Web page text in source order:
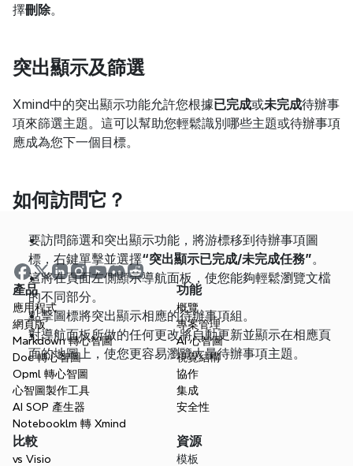
擇刪除。
突出顯示及篩選
Xmind中的突出顯示功能允許您根據已完成或未完成待辦事
項來篩選主題。這可以幫助您輕鬆識別哪些主題或待辦事項
應成為您下一個目標。
如何訪問它？
要訪問篩選和突出顯示功能，將游標移到待辦事項圖
標，右鍵單擊並選擇“突出顯示已完成/未完成任務”。
這將在頁面左側顯示導航面板，使您能夠輕鬆瀏覽文檔
的不同部分。
點擊圖標將突出顯示相應的待辦事項組。
對導航面板所做的任何更改將自動更新並顯示在相應頁
面的地圖上，使您更容易瀏覽大量待辦事項主題。
產品
應用程式
網頁版
Markdown 轉心智圖
Doc 轉心智圖
Opml 轉心智圖
心智圖製作工具
AI SOP 產生器
Notebooklm 轉 Xmind
功能
概覽
專案管理
AI 心智圖
視覺結構
協作
集成
安全性
比較
vs Visio
資源
模板